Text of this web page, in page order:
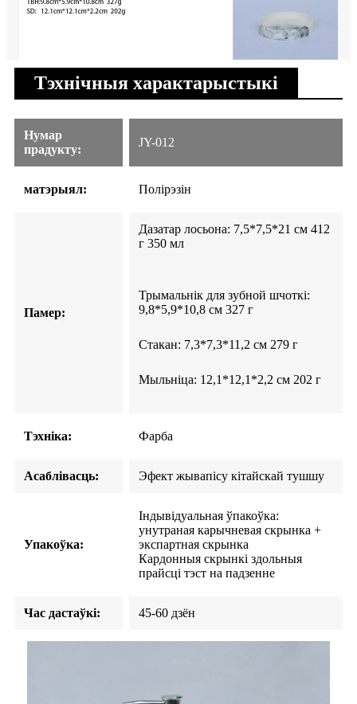
Тэхнічныя характарыстыкі
Нумар
прадукту:
JY-012
матэрыял: Полірэзін
Памер:
Дазатар лосьона: 7,5*7,5*21 см 412
г 350 мл
Трымальнік для зубной шчоткі:
9,8*5,9*10,8 см 327 г
Стакан: 7,3*7,3*11,2 см 279 г
Мыльніца: 12,1*12,1*2,2 см 202 г
Тэхніка: Фарба
Асаблівасць: Эфект жывапісу кітайскай тушшу
Упакоўка:
Індывідуальная ўпакоўка:
унутраная карычневая скрынка +
экспартная скрынка
Кардонныя скрынкі здольныя
прайсці тэст на падзенне
Час дастаўкі: 45-60 дзён